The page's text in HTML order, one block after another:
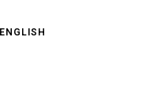
ENGLISH